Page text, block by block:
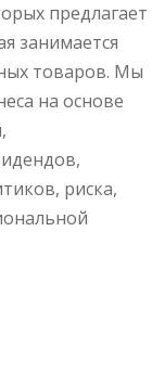
предлагает
занимается
товаров. Мы
на основе
риска,